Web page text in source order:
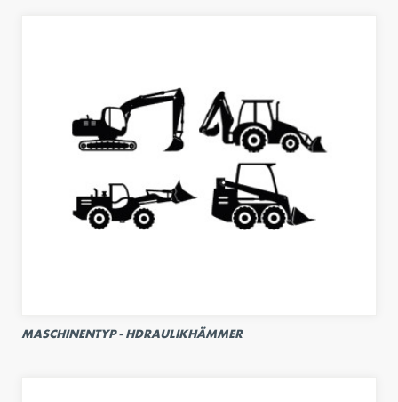
MASCHINENTYP - HDRAULIKHÄMMER